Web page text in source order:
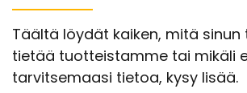
Täältä löydät kaiken, mitä sinun
tietää tuotteistamme tai mikäli
tarvitsemaasi tietoa, kysy lisää.